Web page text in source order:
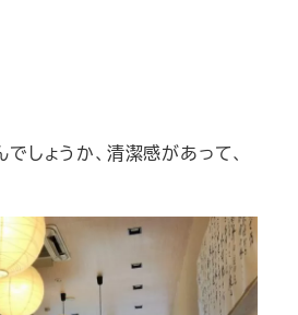
しょうか、清潔感があって、